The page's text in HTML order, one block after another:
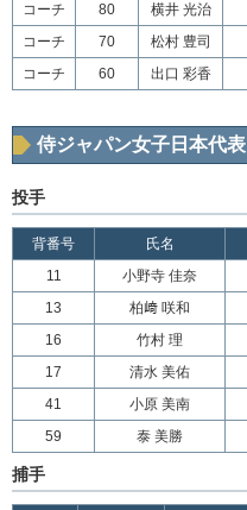
コーチ
80 横井 光治
コーチ
70 松村 豊司
コーチ
60 出口 彩香
侍ジャパン女子日本代表
投手
背番号 氏名
11
小野寺 佳奈
13
柏﨑 咲和
16
竹村 理
17
清水 美佑
41
小原 美南
59
泰 美勝
捕手